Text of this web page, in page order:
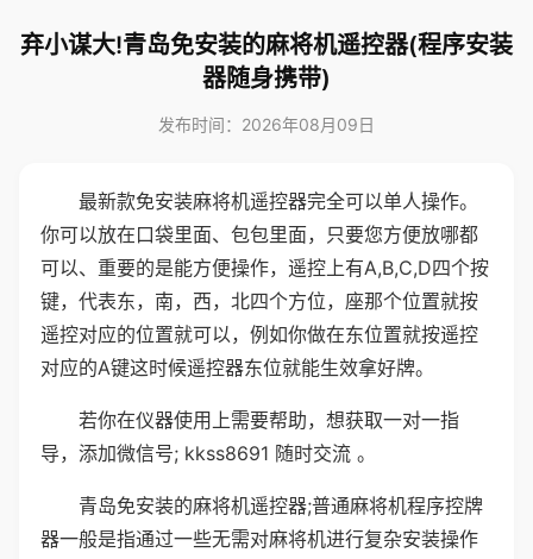
弃小谋大!青岛免安装的麻将机遥控器(程序安装
器随身携带)
发布时间：2026年08月09日
最新款免安装麻将机遥控器完全可以单人操作。
你可以放在口袋里面、包包里面，只要您方便放哪都
可以、重要的是能方便操作，遥控上有A,B,C,D四个按
键，代表东，南，西，北四个方位，座那个位置就按
遥控对应的位置就可以，例如你做在东位置就按遥控
对应的A键这时候遥控器东位就能生效拿好牌。
若你在仪器使用上需要帮助，想获取一对一指
导，添加微信号; kkss8691 随时交流 。
青岛免安装的麻将机遥控器;普通麻将机程序控牌
器一般是指通过一些无需对麻将机进行复杂安装操作